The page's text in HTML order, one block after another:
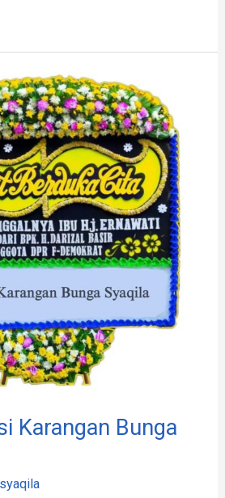
Karangan Bunga
syaqila